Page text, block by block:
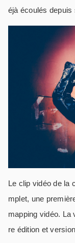
éjà écoulés depuis
Le clip vidéo de la
mplet, une
mapping vidéo. La
re édition et